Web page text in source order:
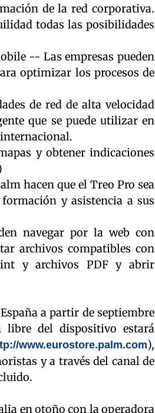
de la red corporativa.
todas las posibilidades
-- Las empresas pueden
optimizar los procesos de
de red de alta velocidad
que se puede utilizar en
y obtener indicaciones
hacen que el Treo Pro sea
y asistencia a sus
navegar por la web con
archivos compatibles con
y archivos PDF y abrir
a partir de septiembre
libre del dispositivo estará
www.eurostore.palm.com),
y a través del canal de
en otoño con la operadora